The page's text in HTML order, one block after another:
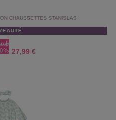
CHAUSSETTES STANISLAS
27,99 €